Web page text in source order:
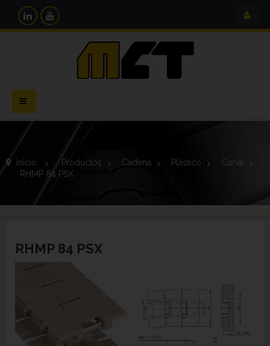
Navegación
Toggle
Inicio > Productos > Cadena > Plástico >
Curva
RHMP 84 PSX
RHMP 84 PSX